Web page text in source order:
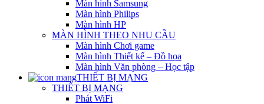
Màn hình Samsung
Màn hình Philips
Màn hình HP
MÀN HÌNH THEO NHU CẦU
Màn hình Chơi game
Màn hình Thiết kế – Đồ họa
Màn hình Văn phòng – Học tập
THIẾT BỊ MẠNG
THIẾT BỊ MẠNG
Phát WiFi